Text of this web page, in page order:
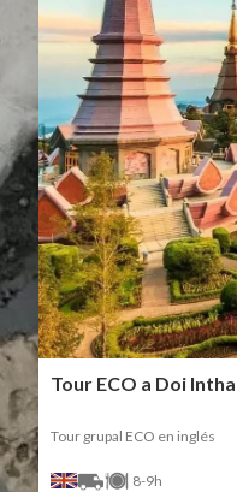
Tour ECO a Doi
Tour grupal ECO en inglés
8-9h